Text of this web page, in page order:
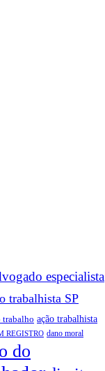
especialista
trabalhista SP
trabalho ação trabalhista
REGISTRO dano moral
do